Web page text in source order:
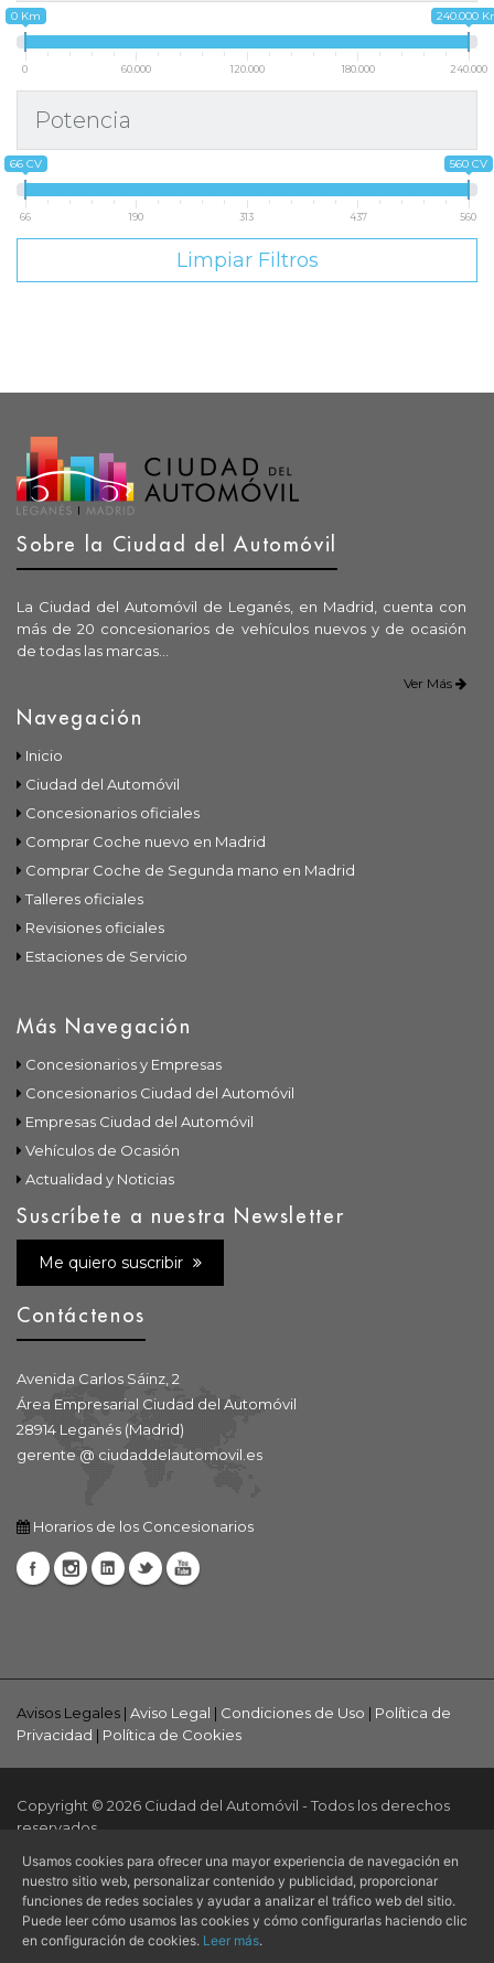
0 Km 240.000
0 60.000 120.000 180.000 240.000
Potencia
66 CV 560 CV
66 190 313 437 560
Limpiar Filtros
Sobre la Ciudad del Automóvil
La Ciudad del Automóvil de Leganés, en Madrid, cuenta con
más de 20 concesionarios de vehículos nuevos y de ocasión
de todas las marcas...
Ver Más
Navegación
Inicio
Ciudad del Automóvil
Concesionarios oficiales
Comprar Coche nuevo en Madrid
Comprar Coche de Segunda mano en Madrid
Talleres oficiales
Revisiones oficiales
Estaciones de Servicio
Más Navegación
Concesionarios y Empresas
Concesionarios Ciudad del Automóvil
Empresas Ciudad del Automóvil
Vehículos de Ocasión
Actualidad y Noticias
Suscríbete a nuestra Newsletter
Me quiero suscribir
Contáctenos
Avenida Carlos Sáinz, 2
Área Empresarial Ciudad del Automóvil
28914 Leganés (Madrid)
gerente @ ciudaddelautomovil.es
Horarios de los Concesionarios
Avisos Legales | Aviso Legal | Condiciones de Uso | Política de
Privacidad | Política de Cookies
Copyright © 2026 Ciudad del Automóvil - Todos los derechos
reservados.
Página web creada porAlvasolution, SL
Usamos cookies para ofrecer una mayor experiencia de navegación en
nuestro sitio web, personalizar contenido y publicidad, proporcionar
funciones de redes sociales y ayudar a analizar el tráfico web del sitio.
Puede leer cómo usamos las cookies y cómo configurarlas haciendo clic
en configuración de cookies. Leer más.